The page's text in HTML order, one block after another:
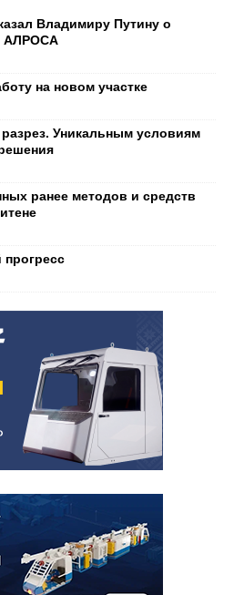
Владимиру Путину о
АЛРОСА
на новом участке
Уникальным условиям
ранее методов и средств